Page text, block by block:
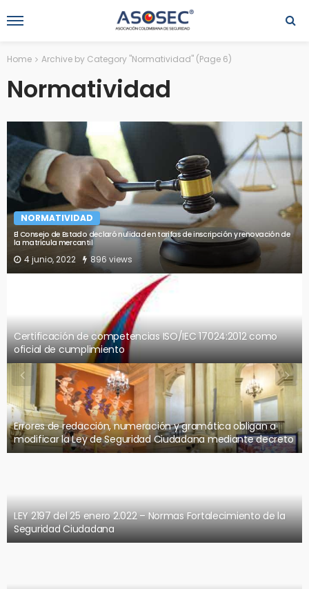
Home Archive by Category "Normatividad" (Page 6)
Normatividad
NORMATIVIDAD
El Consejo de Estado declaró nulidad en tarifas de inscripción y renovación de
la matrícula mercantil
4 junio, 2022 896 views
Certificación de competencias ISO/IEC 17024:2012 como
oficial de cumplimiento
Errores de redacción, numeración y gramática obligan a
modificar la Ley de Seguridad Ciudadana mediante decreto
LEY 2197 del 25 enero 2.022 – Normas Fortalecimiento de la
Seguridad Ciudadana